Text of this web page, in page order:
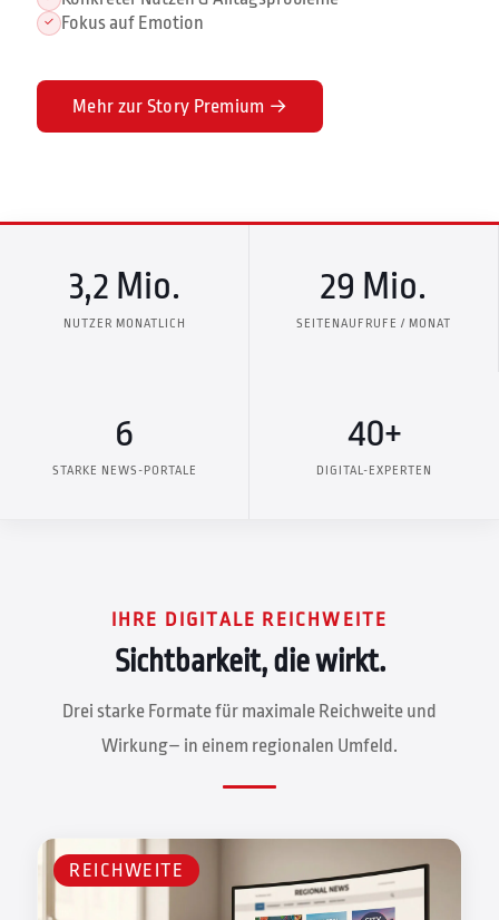
✓ Fokus auf Emotion
Mehr zur Story Premium →
3,2 Mio.
NUTZER MONATLICH
29 Mio.
SEITENAUFRUFE / MONAT
6
STARKE NEWS-PORTALE
40+
DIGITAL-EXPERTEN
IHRE DIGITALE REICHWEITE
Sichtbarkeit, die wirkt.
Drei starke Formate für maximale Reichweite und
Wirkung– in einem regionalen Umfeld.
REICHWEITE